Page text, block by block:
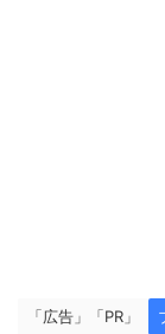
「広告」「PR」